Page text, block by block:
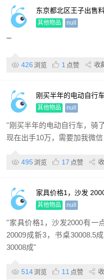
东京都北区王子出售
08041529099
其他物品 null
""
426 浏览 1 点赞 收
刚买半年的电动自行
个月时间，原价15万，
其他物品 null
"刚买半年的电动自行车，骑
现在出手10万，需要加我微
495 浏览 17 点赞
家具价格1，沙发
其他物品 null
"家具价格1，沙发2000有一
20009成新3，书桌30008.5
30008成"
514浏览 11 点赞